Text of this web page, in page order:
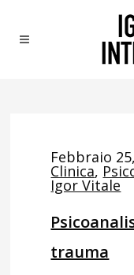
Febbraio
Clinica,
Igor Vitale
trauma